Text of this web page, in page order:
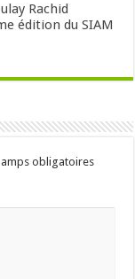
Rachid
édition du SIAM
obligatoires